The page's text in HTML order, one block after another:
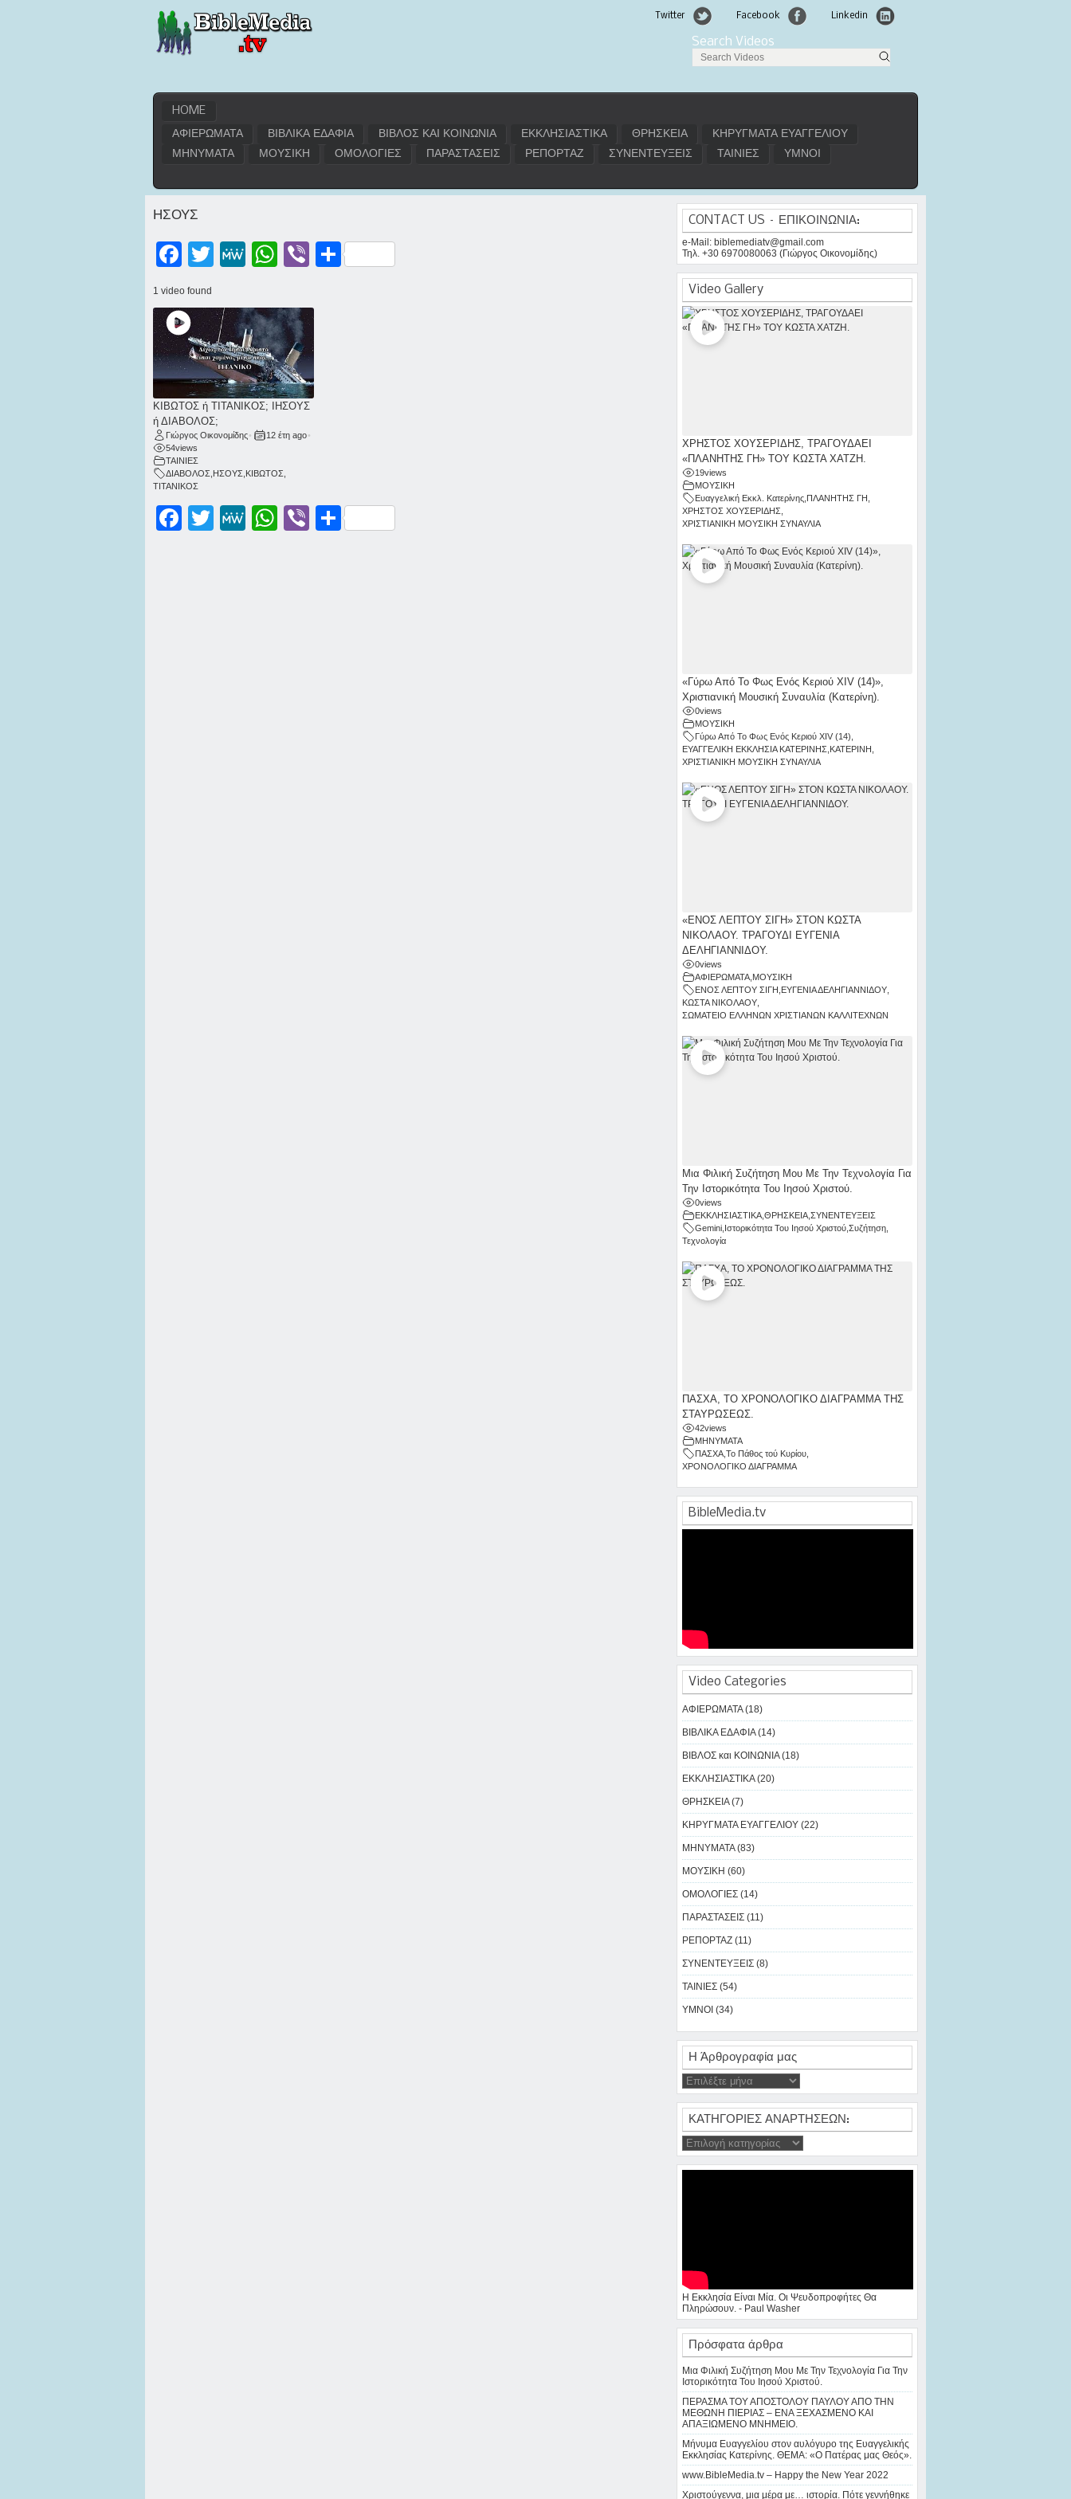
Twitter Facebook Linkedin
Search Videos
HOME
ΑΦΙΕΡΩΜΑΤΑ
ΒΙΒΛΙΚΑ ΕΔΑΦΙΑ ΒΙΒΛΟΣ ΚΑΙ ΚΟΙΝΩΝΙΑ ΕΚΚΛΗΣΙΑΣΤΙΚΑ ΘΡΗΣΚΕΙΑ
ΚΗΡΥΓΜΑΤΑ ΕΥΑΓΓΕΛΙΟΥ
ΜΗΝΥΜΑΤΑ
ΜΟΥΣΙΚΗ ΟΜΟΛΟΓΙΕΣ ΠΑΡΑΣΤΑΣΕΙΣ ΡΕΠΟΡΤΑΖ ΣΥΝΕΝΤΕΥΞΕΙΣ ΤΑΙΝΙΕΣ ΥΜΝΟΙ
ΗΣΟΥΣ
Facebook Twitter MeWe WhatsAppViber Μοιραστείτε
1 video found
ΚΙΒΩΤΟΣ ή ΤΙΤΑΝΙΚΟΣ; ΙΗΣΟΥΣ
ή ΔΙΑΒΟΛΟΣ;
Γιώργος Οικονομίδης• 12 έτη ago•
54views
ΤΑΙΝΙΕΣ
ΔΙΑΒΟΛΟΣ ΗΣΟΥΣ ΚΙΒΩΤΟΣ
ΤΙΤΑΝΙΚΟΣ
Facebook Twitter MeWe WhatsAppViber Μοιραστείτε
CONTACT US – ΕΠΙΚΟΙΝΩΝΙΑ:
e-Mail: biblemediatv@gmail.com
Τηλ. +30 6970080063 (Γιώργος Οικονομίδης)
Video Gallery
ΧΡΗΣΤΟΣ ΧΟΥΣΕΡΙΔΗΣ, ΤΡΑΓΟΥΔΑΕΙ
«ΠΛΑΝΗΤΗΣ ΓΗ» ΤΟΥ ΚΩΣΤΑ ΧΑΤΖΗ.
19views
ΜΟΥΣΙΚΗ
Ευαγγελική Εκκλ. Κατερίνης, ΠΛΑΝΗΤΗΣ ΓΗ
ΧΡΗΣΤΟΣ ΧΟΥΣΕΡΙΔΗΣ
ΧΡΙΣΤΙΑΝΙΚΗ ΜΟΥΣΙΚΗ ΣΥΝΑΥΛΙΑ
«Γύρω Από Το Φως Ενός Κεριού ΧΙV (14)»,
Χριστιανική Μουσική Συναυλία (Κατερίνη).
0views
ΜΟΥΣΙΚΗ
Γύρω Από Το Φως Ενός Κεριού ΧΙV (14)
ΕΥΑΓΓΕΛΙΚΗ ΕΚΚΛΗΣΙΑ ΚΑΤΕΡΙΝΗΣ ΚΑΤΕΡΙΝΗ
ΧΡΙΣΤΙΑΝΙΚΗ ΜΟΥΣΙΚΗ ΣΥΝΑΥΛΙΑ
«ΕΝΟΣ ΛΕΠΤΟΥ ΣΙΓΗ» ΣΤΟΝ ΚΩΣΤΑ
ΝΙΚΟΛΑΟΥ. ΤΡΑΓΟΥΔΙ ΕΥΓΕΝΙΑ
ΔΕΛΗΓΙΑΝΝΙΔΟΥ.
0views
ΑΦΙΕΡΩΜΑΤΑ, ΜΟΥΣΙΚΗ
ΕΝΟΣ ΛΕΠΤΟΥ ΣΙΓΗ ΕΥΓΕΝΙΑ ΔΕΛΗΓΙΑΝΝΙΔΟΥ,
ΚΩΣΤΑ ΝΙΚΟΛΑΟΥ,
ΣΩΜΑΤΕΙΟ ΕΛΛΗΝΩΝ ΧΡΙΣΤΙΑΝΩΝ ΚΑΛΛΙΤΕΧΝΩΝ
Μια Φιλική Συζήτηση Μου Με Την Τεχνολογία Για
Την Ιστορικότητα Του Ιησού Χριστού.
0views
ΕΚΚΛΗΣΙΑΣΤΙΚΑ, ΘΡΗΣΚΕΙΑ, ΣΥΝΕΝΤΕΥΞΕΙΣ
Gemini, Ιστορικότητα Του Ιησού Χριστού, Συζήτηση,
Τεχνολογία
ΠΑΣΧΑ, ΤΟ ΧΡΟΝΟΛΟΓΙΚΟ ΔΙΑΓΡΑΜΜΑ ΤΗΣ
ΣΤΑΥΡΩΣΕΩΣ.
42views
ΜΗΝΥΜΑΤΑ
ΠΑΣΧΑ, Το Πάθος τού Κυρίου,
ΧΡΟΝΟΛΟΓΙΚΟ ΔΙΑΓΡΑΜΜΑ
BibleMedia.tv
Video Categories
ΑΦΙΕΡΩΜΑΤΑ (18)
ΒΙΒΛΙΚΑ ΕΔΑΦΙΑ (14)
ΒΙΒΛΟΣ και ΚΟΙΝΩΝΙΑ (18)
ΕΚΚΛΗΣΙΑΣΤΙΚΑ (20)
ΘΡΗΣΚΕΙΑ (7)
ΚΗΡΥΓΜΑΤΑ ΕΥΑΓΓΕΛΙΟΥ (22)
ΜΗΝΥΜΑΤΑ (83)
ΜΟΥΣΙΚΗ (60)
ΟΜΟΛΟΓΙΕΣ (14)
ΠΑΡΑΣΤΑΣΕΙΣ (11)
ΡΕΠΟΡΤΑΖ (11)
ΣΥΝΕΝΤΕΥΞΕΙΣ (8)
ΤΑΙΝΙΕΣ (54)
ΥΜΝΟΙ (34)
Η Άρθρογραφία μας
ΚΑΤΗΓΟΡΙΕΣ ΑΝΑΡΤΗΣΕΩΝ:
Η Εκκλησία Είναι Μία. Οι Ψευδοπροφήτες Θα
Πληρώσουν. - Paul Washer
Πρόσφατα άρθρα
Μια Φιλική Συζήτηση Μου Με Την Τεχνολογία Για Την
Ιστορικότητα Του Ιησού Χριστού.
ΠΕΡΑΣΜΑ ΤΟΥ ΑΠΟΣΤΟΛΟΥ ΠΑΥΛΟΥ ΑΠΟ ΤΗΝ
ΜΕΘΩΝΗ ΠΙΕΡΙΑΣ – ΕΝΑ ΞΕΧΑΣΜΕΝΟ ΚΑΙ
ΑΠΑΞΙΩΜΕΝΟ ΜΝΗΜΕΙΟ.
Μήνυμα Ευαγγελίου στον αυλόγυρο της Ευαγγελικής
Εκκλησίας Κατερίνης. ΘΕΜΑ: «Ο Πατέρας μας Θεός».
www.BibleMedia.tv – Happy the New Year 2022
Χριστούγεννα, μια μέρα με… ιστορία. Πότε γεννήθηκε